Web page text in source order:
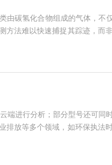
碳氢化合物组成的气体，不
法难以快速捕捉其踪迹，而
进行分析；部分型号还可同
放等多个领域，如环保执法